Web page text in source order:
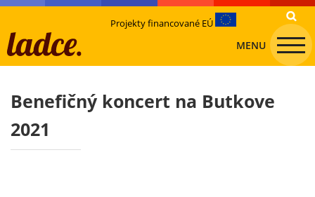
Projekty financované EÚ
MENU
Benefičný koncert na Butkove
2021